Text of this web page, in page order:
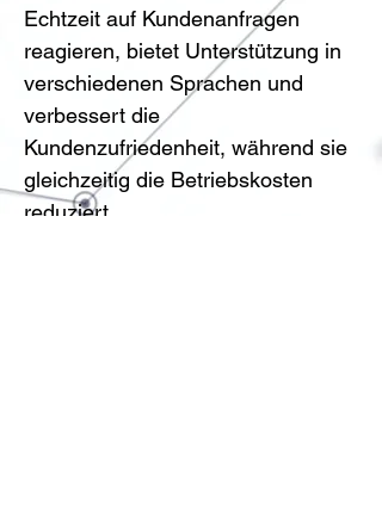
Echtzeit auf Kundenanfragen
reagieren, bietet Unterstützung in
verschiedenen Sprachen und
verbessert die
Kundenzufriedenheit, während sie
gleichzeitig die Betriebskosten
reduziert.